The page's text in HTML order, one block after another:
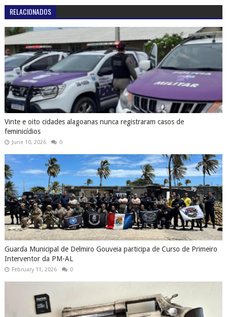
Guarda Municipal de Delmiro Gouveia participa de Curso de Primeiro
Interventor da PM-AL
February 11, 2026
Em Santana do Ipanema –AL, operações cumprem 34 mandados,
prendem 4 e apreendem arma de fogo e dinheiro
October 08, 2025 0
PRÓXIMO
PC prende
foragido por
homicídio
ANTERIOR
consegue
suspensão de